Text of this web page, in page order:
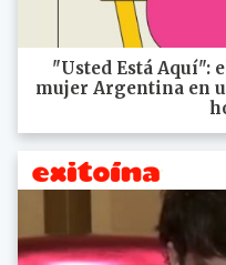
"Usted Está Aquí":
mujer Argentina en